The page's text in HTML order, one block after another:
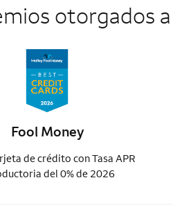
otorgados
Fool Money
de crédito con Tasa APR
del 0% de 2026